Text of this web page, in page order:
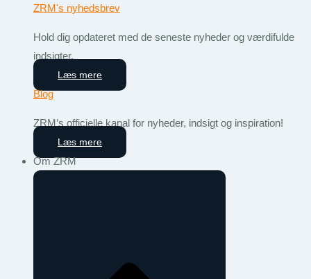
ZRM's nyhedsbrev
Hold dig opdateret med de seneste nyheder og værdifulde
indsigter.
Læs mere
Blog
ZRM’s officielle kanal for nyheder, indsigt og inspiration!
Læs mere
Om ZRM